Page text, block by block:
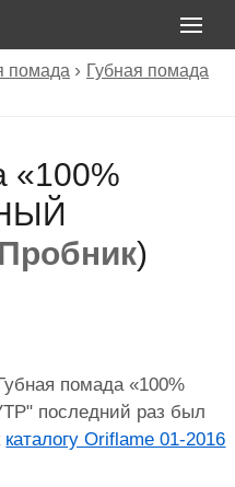
помада
Губная помада
«100%
Пробник)
помада «100%
последний раз был
каталогу Oriflame 01-2016